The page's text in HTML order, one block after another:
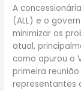
A
(ALL) e o
minimizar os
atual,
como apurou o
primeira
representantes